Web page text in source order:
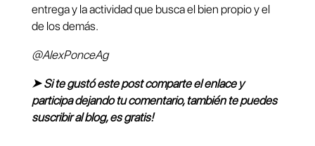
entrega y la actividad que busca el bien propio y el
de los demás.
@AlexPonceAg
➤ Si te gustó este post comparte el enlace y
participa dejando tu comentario, también te puedes
suscribir al blog, es gratis!